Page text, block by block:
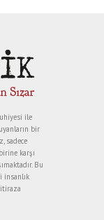
ile
bir
sadece
karşı
Bu
insanlık